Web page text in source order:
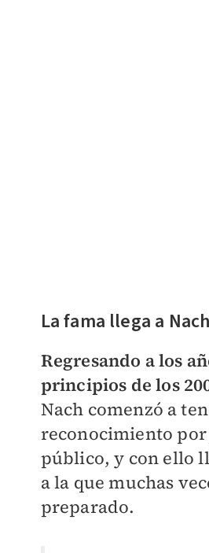
La fama llega a Nach
Regresando a los
principios de los
Nach comenzó a
reconocimiento
público, y con ello
a la que muchas
preparado.